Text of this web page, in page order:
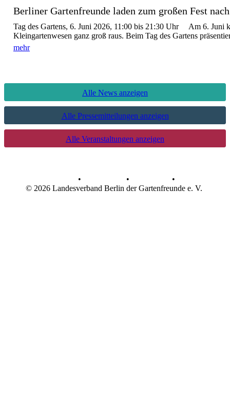
Berliner Gartenfreunde laden zum großen Fest
Tag des Gartens, 6. Juni 2026, 11:00 bis 21:30 Uhr Am 6. Juni
Kleingartenwesen ganz groß raus. Beim Tag des Gartens
mehr
Alle News anzeigen
Alle Pressemitteilungen anzeigen
Alle Veranstaltungen anzeigen
• •
•
© 2026 Landesverband Berlin der Gartenfreunde e. V.